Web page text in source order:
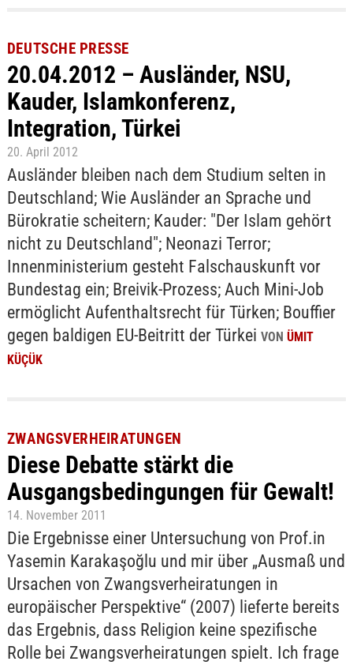
DEUTSCHE PRESSE
20.04.2012 – Ausländer, NSU,
Kauder, Islamkonferenz,
Integration, Türkei
20. April 2012
Ausländer bleiben nach dem Studium selten in
Deutschland; Wie Ausländer an Sprache und
Bürokratie scheitern; Kauder: "Der Islam gehört
nicht zu Deutschland"; Neonazi Terror;
Innenministerium gesteht Falschauskunft vor
Bundestag ein; Breivik-Prozess; Auch Mini-Job
ermöglicht Aufenthaltsrecht für Türken; Bouffier
gegen baldigen EU-Beitritt der Türkei VON ÜMIT
KÜÇÜK
ZWANGSVERHEIRATUNGEN
Diese Debatte stärkt die
Ausgangsbedingungen für Gewalt!
14. November 2011
Die Ergebnisse einer Untersuchung von Prof.in
Yasemin Karakaşoğlu und mir über „Ausmaß und
Ursachen von Zwangsverheiratungen in
europäischer Perspektive“ (2007) lieferte bereits
das Ergebnis, dass Religion keine spezifische
Rolle bei Zwangsverheiratungen spielt. Ich frage